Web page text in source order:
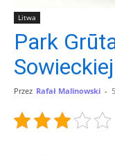
Litwa
Park
Przez Rafał Malinowski -